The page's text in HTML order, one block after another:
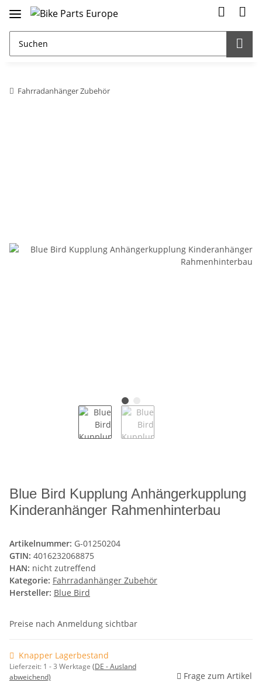
Fahrradanhänger Zubehör
Blue Bird Kupplung Anhängerkupplung
Kinderanhänger Rahmenhinterbau
Artikelnummer: G-01250204
GTIN: 4016232068875
HAN: nicht zutreffend
Kategorie: Fahrradanhänger Zubehör
Hersteller: Blue Bird
Preise nach Anmeldung sichtbar
Knapper Lagerbestand
Lieferzeit: 1 - 3 Werktage (DE - Ausland
abweichend)
Frage zum Artikel